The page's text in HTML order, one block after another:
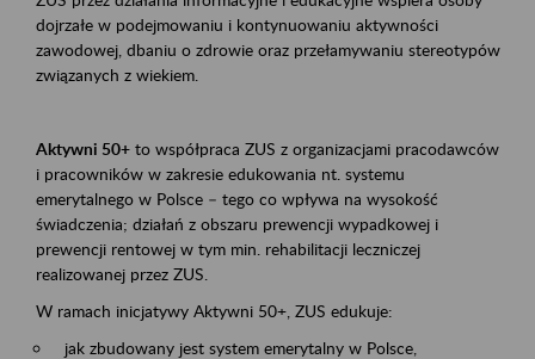
dojrzałe w podejmowaniu i kontynuowaniu aktywności
zawodowej, dbaniu o zdrowie oraz przełamywaniu stereotypów
związanych z wiekiem.
Aktywni 50+ to współpraca ZUS z organizacjami pracodawców
i pracowników w zakresie edukowania nt. systemu
emerytalnego w Polsce – tego co wpływa na wysokość
świadczenia; działań z obszaru prewencji wypadkowej i
prewencji rentowej w tym min. rehabilitacji leczniczej
realizowanej przez ZUS.
W ramach inicjatywy Aktywni 50+, ZUS edukuje:
jak zbudowany jest system emerytalny w Polsce,